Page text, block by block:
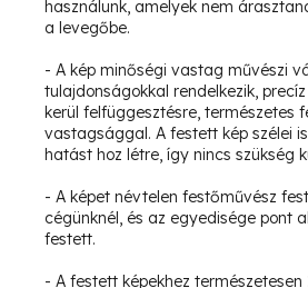
használunk, amelyek nem
a levegőbe.
- A kép minőségi vastag művészi
tulajdonságokkal rendelkezik,
kerül felfüggesztésre, természetes
vastagsággal. A festett kép szélei
hatást hoz létre, így nincs szükség
- A képet névtelen festőművész
cégünknél, és az egyedisége pont
festett.
- A festett képekhez természetesen